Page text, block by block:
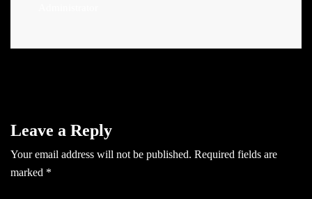
Leave a Reply
Your email address will not be published. Required fields are
marked *